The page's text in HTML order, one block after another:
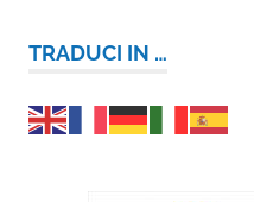
TRADUCI IN …